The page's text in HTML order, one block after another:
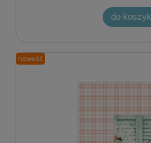
do
nowość